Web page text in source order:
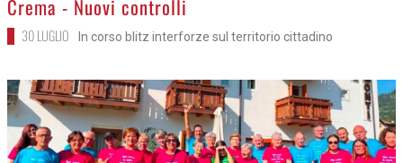
Crema - Nuovi controlli
30 LUGLIO In corso blitz interforze sul territorio cittadino